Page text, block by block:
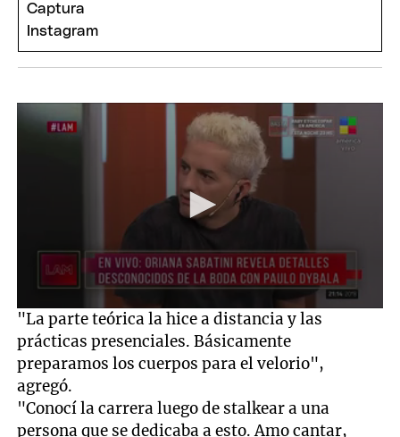
0
seconds
of
7
minutes,
10
seconds
"La parte teórica la hice a distancia y las
prácticas presenciales. Básicamente
preparamos los cuerpos para el velorio",
agregó.
"Conocí la carrera luego de stalkear a una
persona que se dedicaba a esto. Amo cantar,